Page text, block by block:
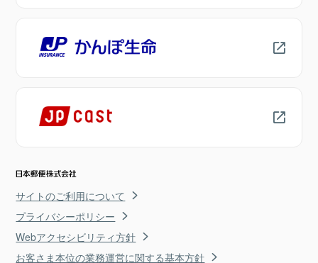
サイトのご利用について
プライバシーポリシー
Webアクセシビリティ方針
お客さま本位の業務運営に関する基本方針